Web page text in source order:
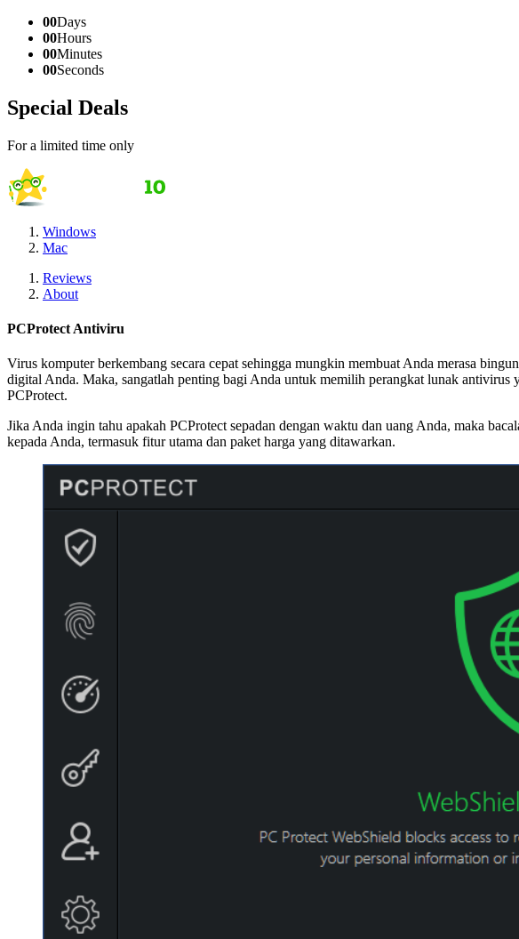
00Days
00Hours
00Minutes
00Seconds
Special Deals
For a limited time only
Windows
Mac
Reviews
About
PCProtect Antiviru
Virus komputer berkembang secara cepat sehingga mungkin membuat Anda merasa
digital Anda. Maka, sangatlah penting bagi Anda untuk memilih perangkat lunak
PCProtect.
Jika Anda ingin tahu apakah PCProtect sepadan dengan waktu dan uang Anda, maka
kepada Anda, termasuk fitur utama dan paket harga yang ditawarkan.